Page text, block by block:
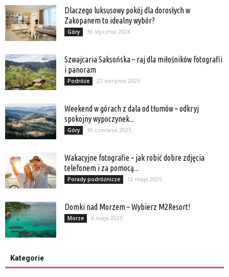
Dlaczego luksusowy pokój dla dorosłych w
Zakopanem to idealny wybór?
Góry 30 stycznia 2026
Szwajcaria Saksońska – raj dla miłośników fotografii
i panoram
Podróże 22 sierpnia 2025
Weekend w górach z dala od tłumów – odkryj
spokojny wypoczynek...
Góry 30 czerwca 2025
Wakacyjne fotografie – jak robić dobre zdjęcia
telefonem i za pomocą...
Porady podróżnicze 12 maja 2025
Domki nad Morzem – Wybierz M2Resort!
Morze 6 maja 2025
Kategorie